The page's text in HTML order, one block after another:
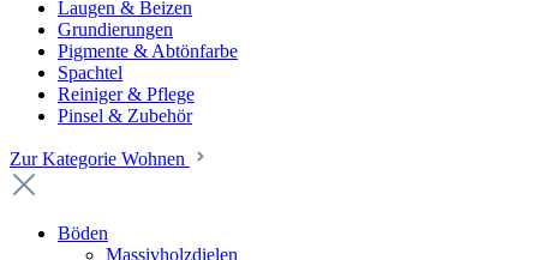
Laugen & Beizen
Grundierungen
Pigmente & Abtönfarbe
Spachtel
Reiniger & Pflege
Pinsel & Zubehör
Zur Kategorie Wohnen
Böden
Massivholzdielen